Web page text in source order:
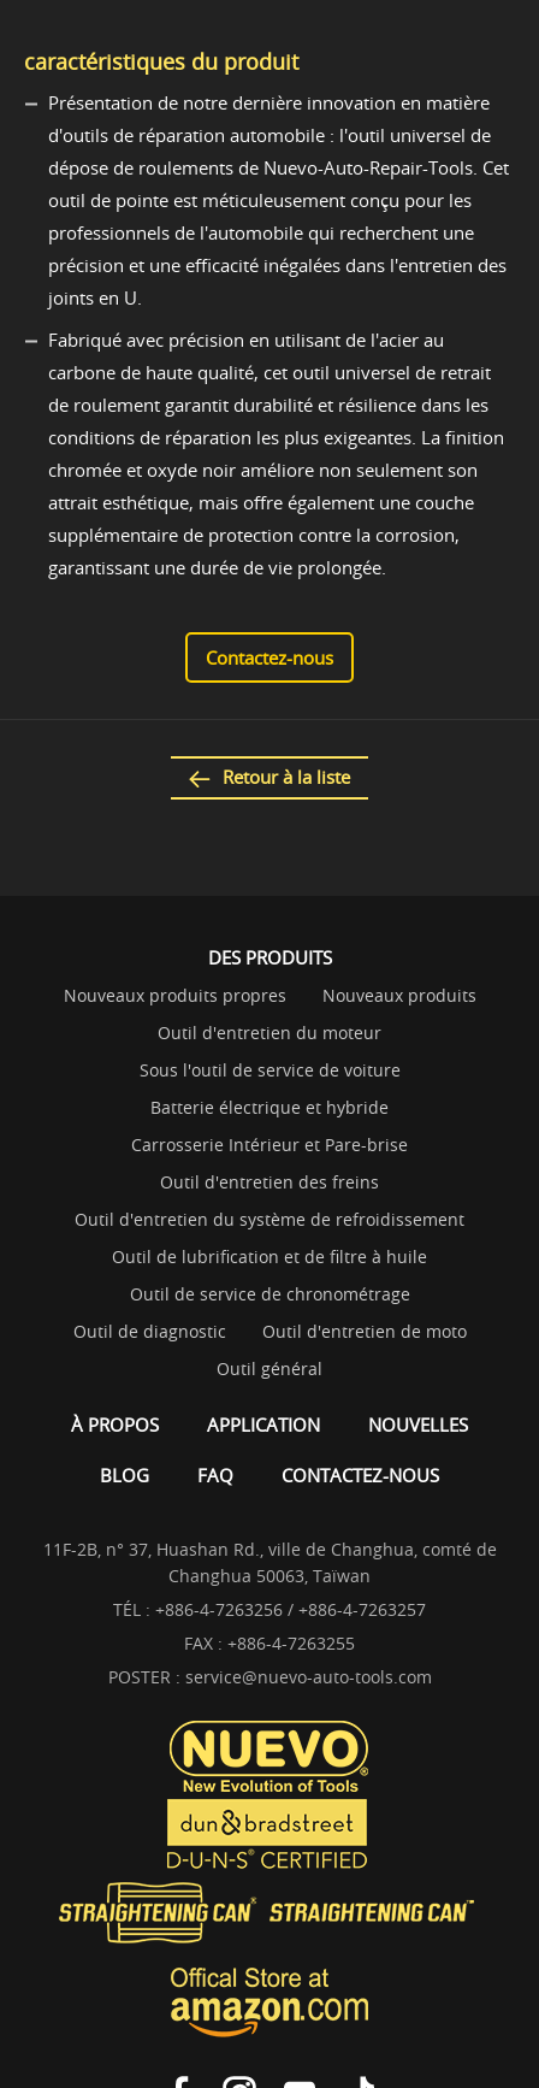
caractéristiques du produit
Présentation de notre dernière innovation en matière
d'outils de réparation automobile : l'outil universel de
dépose de roulements de Nuevo-Auto-Repair-Tools. Cet
outil de pointe est méticuleusement conçu pour les
professionnels de l'automobile qui recherchent une
précision et une efficacité inégalées dans l'entretien des
joints en U.
Fabriqué avec précision en utilisant de l'acier au
carbone de haute qualité, cet outil universel de retrait
de roulement garantit durabilité et résilience dans les
conditions de réparation les plus exigeantes. La finition
chromée et oxyde noir améliore non seulement son
attrait esthétique, mais offre également une couche
supplémentaire de protection contre la corrosion,
garantissant une durée de vie prolongée.
Contactez-nous
Retour à la liste
DES PRODUITS
Nouveaux produits propres
Nouveaux produits
Outil d'entretien du moteur
Sous l'outil de service de voiture
Batterie électrique et hybride
Carrosserie Intérieur et Pare-brise
Outil d'entretien des freins
Outil d'entretien du système de refroidissement
Outil de lubrification et de filtre à huile
Outil de service de chronométrage
Outil de diagnostic
Outil d'entretien de moto
Outil général
À PROPOS APPLICATION NOUVELLES
BLOG FAQ CONTACTEZ-NOUS
11F-2B, n° 37, Huashan Rd., ville de Changhua, comté de
Changhua 50063, Taïwan
TÉL : +886-4-7263256 / +886-4-7263257
FAX : +886-4-7263255
POSTER : service@nuevo-auto-tools.com